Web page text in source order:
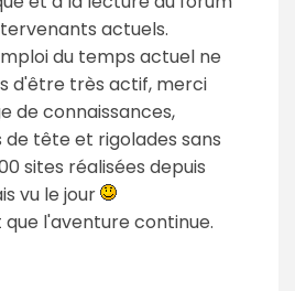
actuels.
du temps actuel ne
d'être très actif, merci
de connaissances,
de tête et rigolades sans
sites réalisées depuis
vu le jour
l'aventure continue.